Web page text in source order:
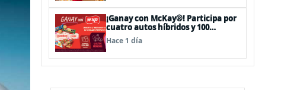
¡Ganay con McKay®! Participa por
cuatro autos híbridos y 100
premios de $500.000
Hace 1 día